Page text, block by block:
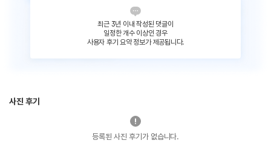
최근 3년 이내 작성된 댓글이
일정한 개수 이상인 경우
사용자 후기 요약 정보가 제공됩니다.
사진 후기
등록된 사진 후기가 없습니다.